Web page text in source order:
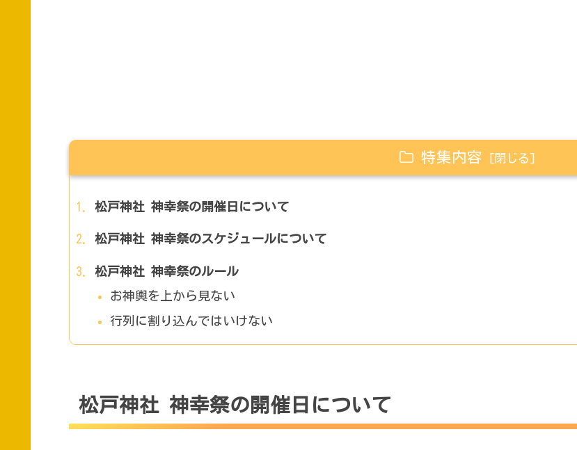
特集内容
松戸神社 神幸祭の開催日について
松戸神社 神幸祭のスケジュールについて
松戸神社 神幸祭のルール
お神輿を上から見ない
行列に割り込んではいけない
松戸神社 神幸祭の開催日について